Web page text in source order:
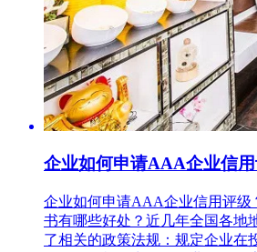
企业如何申请AAA企业信
企业如何申请AAA企业信用评
书有哪些好处？近几年全国各地
了相关的政策法规：规定企业在